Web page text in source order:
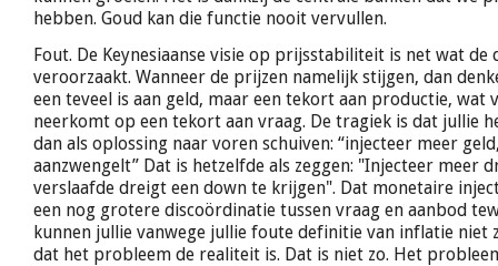
hebben. Goud kan die functie nooit vervullen.
Fout. De Keynesiaanse visie op prijsstabiliteit is net wat de
veroorzaakt. Wanneer de prijzen namelijk stijgen, dan
een teveel is aan geld, maar een tekort aan productie, wat
neerkomt op een tekort aan vraag. De tragiek is dat jullie
dan als oplossing naar voren schuiven: “injecteer meer
aanzwengelt” Dat is hetzelfde als zeggen: "Injecteer meer
verslaafde dreigt een down te krijgen". Dat monetaire
een nog grotere discoördinatie tussen vraag en aanbod
kunnen jullie vanwege jullie foute definitie van inflatie niet
dat het probleem de realiteit is. Dat is niet zo. Het